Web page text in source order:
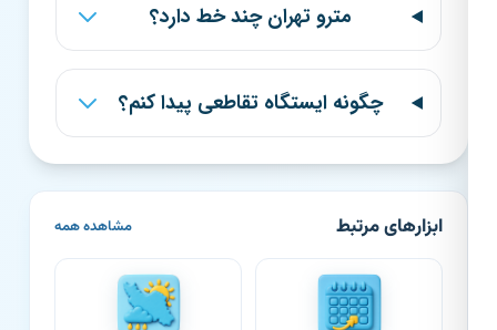
مترو تهران چند خط دارد؟
چگونه ایستگاه تقاطعی پیدا کنم؟
ابزارهای مرتبط مشاهده همه